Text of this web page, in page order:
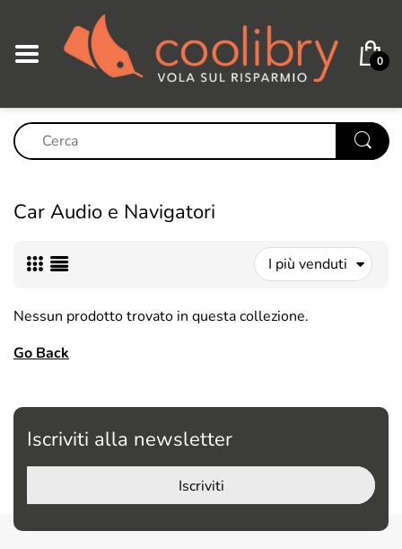
0
Car Audio e Navigatori
I più venduti
Nessun prodotto trovato in questa collezione.
Go Back
Iscriviti alla newsletter
Iscriviti